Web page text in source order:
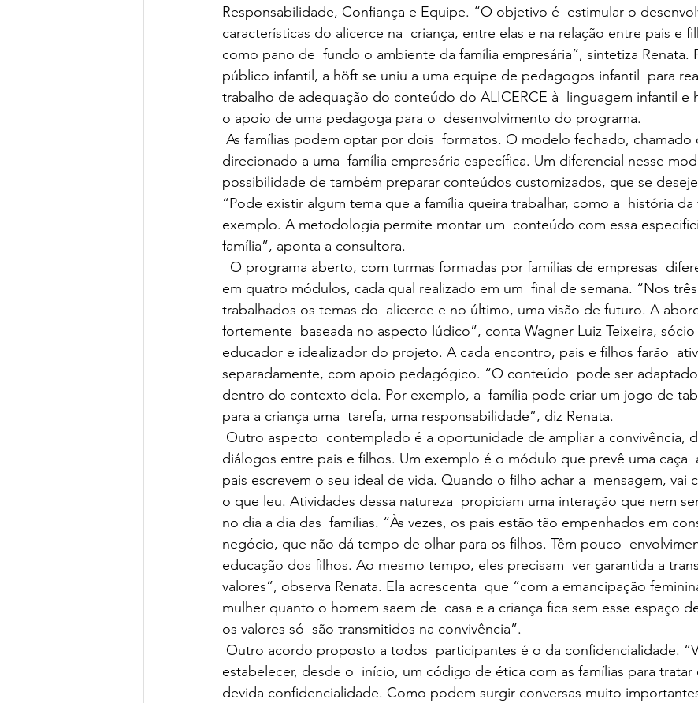
Responsabilidade, Confiança e Equipe. “O objetivo é  estimular o
características do alicerce na  criança, entre elas e na relação entre pais e
como pano de  fundo o ambiente da família empresária”, sintetiza Renata.
público infantil, a höft se uniu a uma equipe de pedagogos infantil  para
trabalho de adequação do conteúdo do ALICERCE à  linguagem infantil e
o apoio de uma pedagoga para o  desenvolvimento do programa.
direcionado a uma  família empresária específica. Um diferencial nesse
possibilidade de também preparar conteúdos customizados, que se
“Pode existir algum tema que a família queira trabalhar, como a  história
exemplo. A metodologia permite montar um  conteúdo com essa
família”, aponta a consultora.
em quatro módulos, cada qual realizado em um  final de semana. “Nos
trabalhados os temas do  alicerce e no último, uma visão de futuro. A
fortemente  baseada no aspecto lúdico”, conta Wagner Luiz Teixeira,
educador e idealizador do projeto. A cada encontro, pais e filhos farão
separadamente, com apoio pedagógico. “O conteúdo  pode ser adaptado
dentro do contexto dela. Por exemplo, a  família pode criar um jogo de
para a criança uma  tarefa, uma responsabilidade”, diz Renata.
diálogos entre pais e filhos. Um exemplo é o módulo que prevê uma caça
pais escrevem o seu ideal de vida. Quando o filho achar a  mensagem, vai
o que leu. Atividades dessa natureza  propiciam uma interação que nem
no dia a dia das  famílias. “Às vezes, os pais estão tão empenhados em
negócio, que não dá tempo de olhar para os filhos. Têm pouco
educação dos filhos. Ao mesmo tempo, eles precisam  ver garantida a
valores”, observa Renata. Ela acrescenta  que “com a emancipação
mulher quanto o homem saem de  casa e a criança fica sem esse espaço
os valores só  são transmitidos na convivência”.
estabelecer, desde o  início, um código de ética com as famílias para tratar
devida confidencialidade. Como podem surgir conversas muito